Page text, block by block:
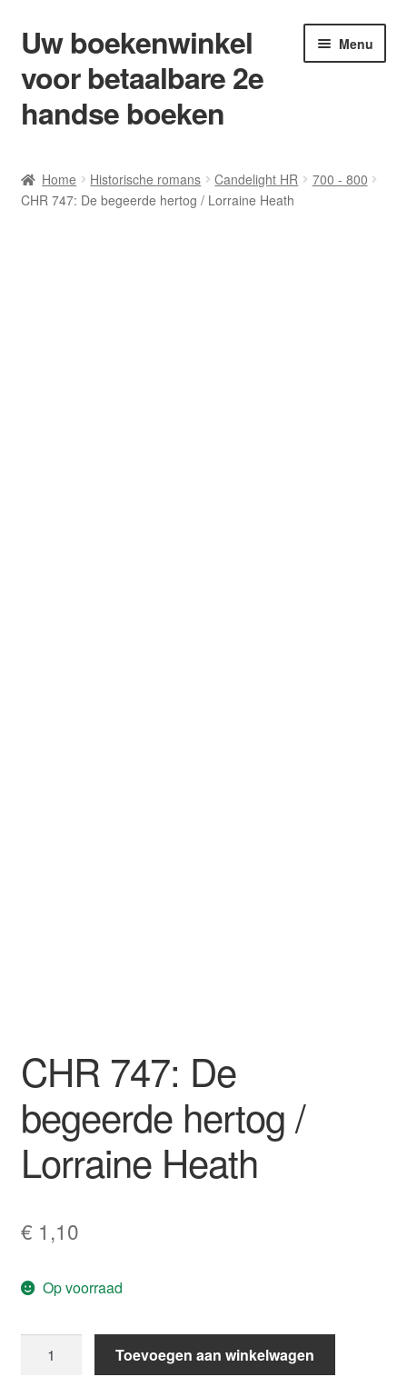
Ga
door
naar
navigatie
Ga
naar
de
inhoud
Uw boekenwinkel
voor betaalbare 2e
handse boeken
Menu
Afrekenen
Home Historische romans Candelight HR
700 - 800
CHR 747: De begeerde hertog / Lorraine Heath
CHR 747: De
begeerde hertog /
Lorraine Heath
€ 1,10
Op voorraad
Toevoegen aan winkelwagen